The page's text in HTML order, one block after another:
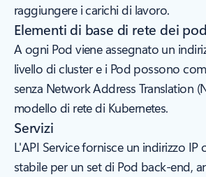
raggiungere i carichi di lavoro.
Elementi di base di rete dei pod
A ogni Pod viene assegnato un
livello di cluster e i Pod possono
senza Network Address Translation
modello di rete di Kubernetes.
Servizi
L'API Service fornisce un indirizzo
stabile per un set di Pod back-end,